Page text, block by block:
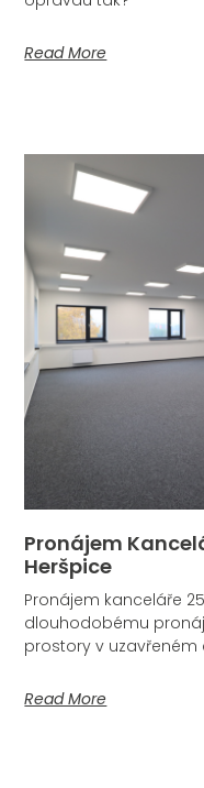
Read More
Pronájem
Heršpice
Pronájem kanceláře
dlouhodobému
prostory v uzavřeném
Read More